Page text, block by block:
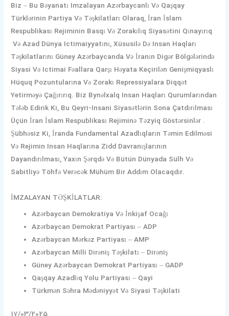
Biz – Bu Bəyanatı Imzalayan Azərbaycanlı Və Qaşqay
Türklərinin Partiya Və Təşkilatları Olaraq, İran İslam
Respublikası Rejiminin Basqı Və Zorakılıq Siyasətini Qınayırıq
Və Azad Dünya Ictimaiyyatını, Xüsusilə Də Insan Haqları
Təşkilatlarını Güney Azərbaycanda Və İranın Digər Bölgələrində
Siyasi Və Ictimai Fəallara Qarşı Həyata Keçirilən Genişmiqyaslı
Hüquq Pozuntularına Və Zorakı Repressiyalara Diqqət
Yetirməyə Çağırırıq. Biz Bynəlxalq Insan Haqları Qurumlarından
Tələb Edirik Ki, Bu Qeyri-Insani Siyasətlərin Sona Çatdırılması
Üçün İran İslam Respublikası Rejiminə Təzyiq Göstərsinlər .
Şübhəsiz Ki, İranda Fundamental Azadlıqların Təmin Edilməsi
Və Rejimin Insan Haqlarına Zidd Davranışlarının
Dayandırılması, Yaxın Şərqdə Və Bütün Dünyada Sülh Və
Sabitliyə Töhfə Verəcək Mühüm Bir Addım Olacaqdır.
İMZALAYAN TƏŞKİLATLAR:
Azərbaycan Demokratiya Və İnkişaf Ocağı
Azərbaycan Demokrat Partiyası – ADP
Azərbaycan Mərkəz Partiyası – AMP
Azərbaycan Milli Dirəniş Təşkilatı – Dirəniş
Güney Azərbaycan Demokrat Partiyası – GADP
Qaşqay Azadlıq Yolu Partiyası – Qayi
Türkmən Səhra Mədəniyyət Və Siyasi Təşkilati